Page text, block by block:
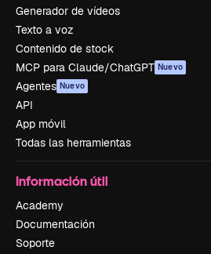
Generador de vídeos
Texto a voz
Contenido de stock
MCP para Claude/ChatGPT Nuevo
Agentes Nuevo
API
App móvil
Todas las herramientas
Información útil
Academy
Documentación
Soporte